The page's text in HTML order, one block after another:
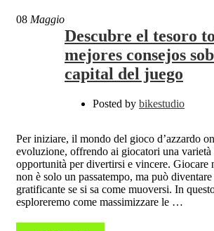
08 Maggio
Descubre el tesoro
mejores consejos
capital del juego
Posted by bikestudio
Per iniziare, il mondo del gioco d’azzardo
evoluzione, offrendo ai giocatori una varietà
opportunità per divertirsi e vincere. Giocare
non è solo un passatempo, ma può diventare
gratificante se si sa come muoversi. In
esploreremo come massimizzare le …